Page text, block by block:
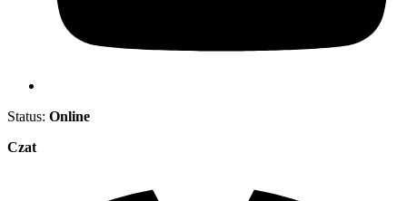
Status: Online
Czat